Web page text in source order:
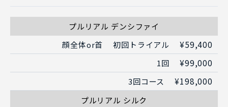
プルリアル デンシファイ
顔全体or首
初回トライアル ¥59,400
1回 ¥99,000
3回コース ¥198,000
プルリアル シルク